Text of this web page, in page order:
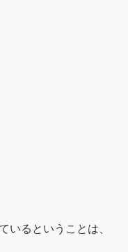
いるということは、